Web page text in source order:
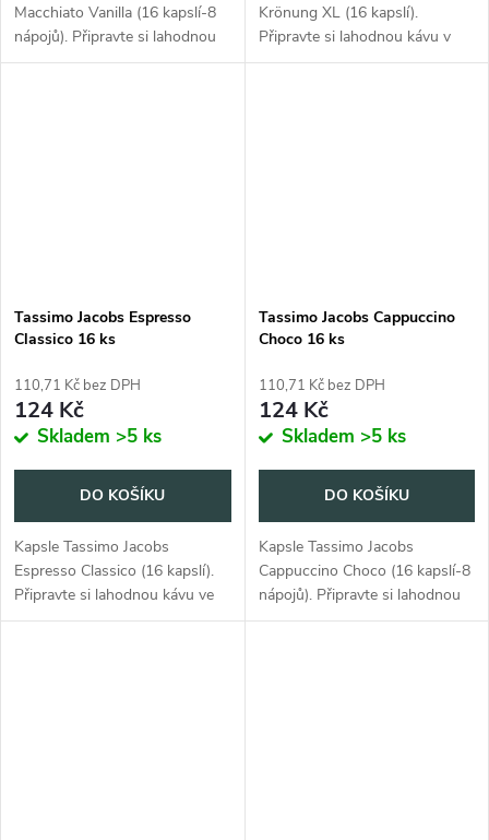
Macchiato Vanilla (16 kapslí-8
nápojů). Připravte si lahodnou
kávu ve vlastní domácnosti.
Krönung XL (16 kapslí).
Připravte si lahodnou kávu v
pohodlí svého domova.
Tassimo Jacobs Espresso
Classico 16 ks
110,71 Kč bez DPH
124 Kč
Skladem >5 ks
DO KOŠÍKU
Kapsle Tassimo Jacobs
Espresso Classico (16 kapslí).
Připravte si lahodnou kávu ve
vlastní domácnosti.
Tassimo Jacobs Cappuccino
Choco 16 ks
110,71 Kč bez DPH
124 Kč
Skladem >5 ks
DO KOŠÍKU
Kapsle Tassimo Jacobs
Cappuccino Choco (16 kapslí-8
nápojů). Připravte si lahodnou
kávu s nádechem čokolády ve